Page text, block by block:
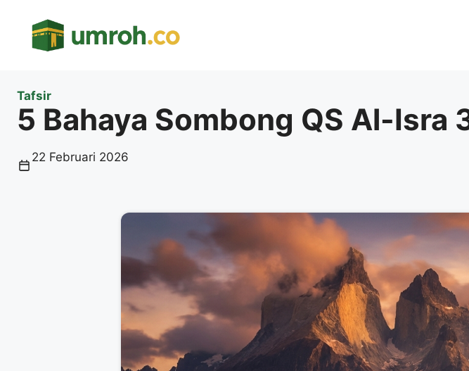
Tafsir
5 Bahaya Sombong QS Al-Isra
22 Februari 2026